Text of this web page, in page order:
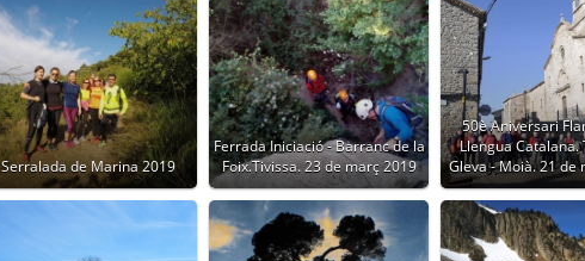
Serralada de Marina 2019
Ferrada Iniciació - Barranc de la
Foix.Tivissa. 23 de març 2019
50è Aniversari
Llengua Catalana.
Gleva - Moià. 21 de